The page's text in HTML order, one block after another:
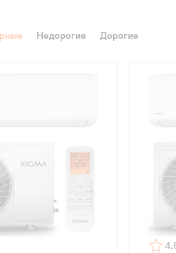
Недорогие Дорогие